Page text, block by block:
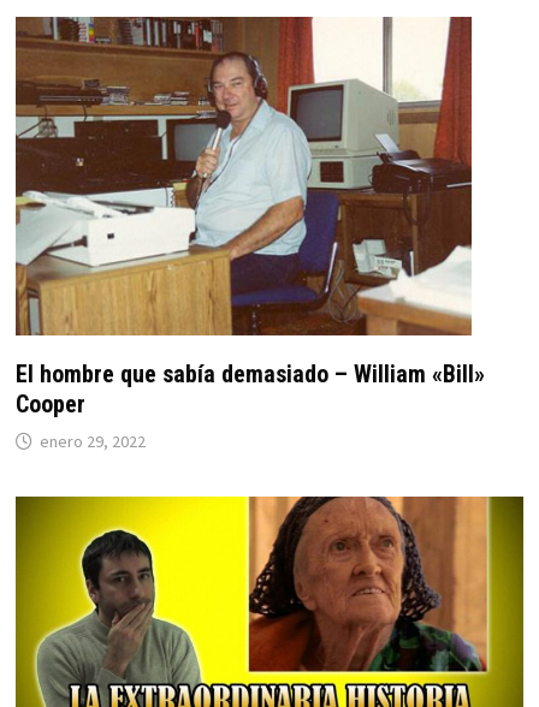
El hombre que sabía demasiado – William «Bill»
Cooper
enero 29, 2022